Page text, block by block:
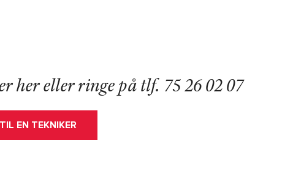
her eller ringe på tlf. 75 26 02 07
EN TEKNIKER